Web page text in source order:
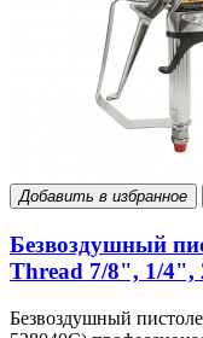
Добавить в избранное
Безвоздушный
Thread 7/8", 1/4",
Безвоздушный